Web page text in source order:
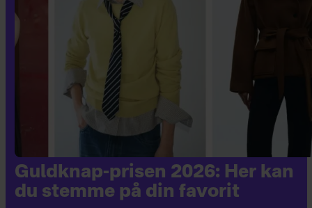
Guldknap-prisen 2026: Her kan
du stemme på din favorit